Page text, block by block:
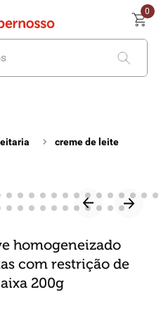
0
creme de leite
homogeneizado
com restrição de
200g